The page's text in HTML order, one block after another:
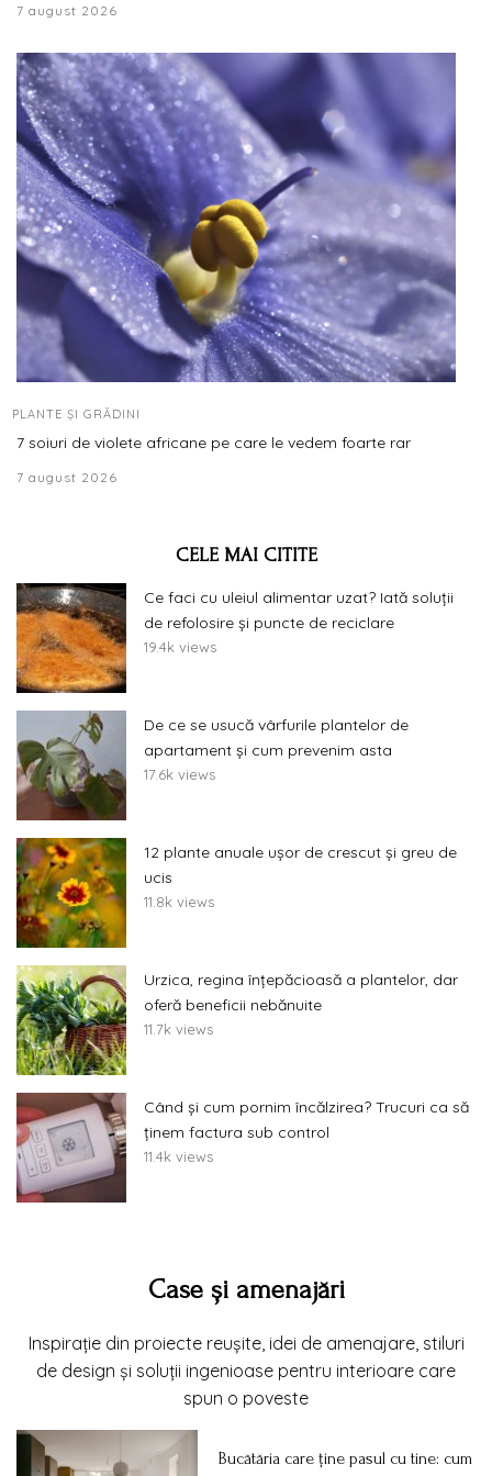
7 august 2026
PLANTE ȘI GRĂDINI
7 soiuri de violete africane pe care le vedem foarte rar
7 august 2026
CELE MAI CITITE
Ce faci cu uleiul alimentar uzat? Iată soluții
de refolosire și puncte de reciclare
19.4k views
De ce se usucă vârfurile plantelor de
apartament și cum prevenim asta
17.6k views
12 plante anuale ușor de crescut și greu de
ucis
11.8k views
Urzica, regina înțepăcioasă a plantelor, dar
oferă beneficii nebănuite
11.7k views
Când și cum pornim încălzirea? Trucuri ca să
ținem factura sub control
11.4k views
Case și amenajări
Inspirație din proiecte reușite, idei de amenajare, stiluri
de design și soluții ingenioase pentru interioare care
spun o poveste
Bucătăria care ține pasul cu tine: cum